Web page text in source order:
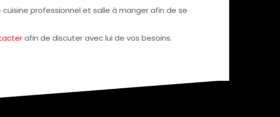
professionnel et salle à manger afin de se
afin de discuter avec lui de vos besoins.